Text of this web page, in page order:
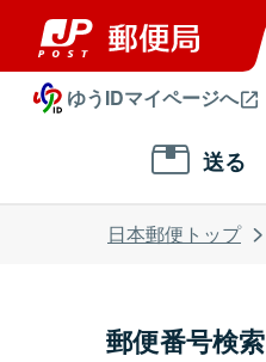
ゆうIDマイページへ
送る
日本郵便トップ
郵便番号検索